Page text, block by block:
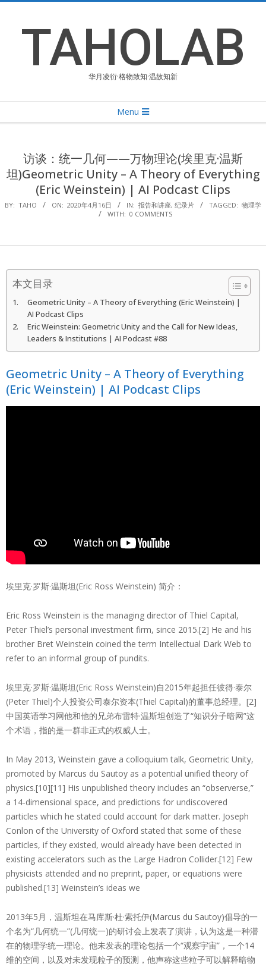
contentTAHOLAB
华月凌衍·格物致知·温故知新
Navigation
Menu
访谈：统一几何——万物理论(埃里克·温斯
坦)Geometric Unity – A Theory of Everything
(Eric Weinstein) | AI Podcast Clips
BY: TAHO ON: 2020年4月16日 IN: 报告和讲座, 纪录片 TAGGED: 物理学
WITH: 0 COMMENTS
本文目录
Geometric Unity – A Theory of Everything (Eric Weinstein) |
AI Podcast Clips
Eric Weinstein: Geometric Unity and the Call for New Ideas,
Leaders & Institutions | AI Podcast #88
Geometric Unity – A Theory of Everything
(Eric Weinstein) | AI Podcast Clips
埃里克·罗斯·温斯坦(Eric Ross Weinstein) 简介：
Eric Ross Weinstein is the managing director of Thiel Capital,
Peter Thiel’s personal investment firm, since 2015.[2] He and his
brother Bret Weinstein coined the term Intellectual Dark Web to
refer to an informal group of pundits.
埃里克·罗斯·温斯坦(Eric Ross Weinstein)自2015年起担任彼得·泰尔
(Peter Thiel)个人投资公司泰尔资本(Thiel Capital)的董事总经理。[2]
中国英语学习网他和他的兄弟布雷特·温斯坦创造了“知识分子暗网”这
个术语，指的是一群非正式的权威人士。
In May 2013, Weinstein gave a colloquium talk, Geometric Unity,
promoted by Marcus du Sautoy as a potential unified theory of
physics.[10][11] His unpublished theory includes an “observerse,”
a 14-dimensional space, and predictions for undiscovered
particles which he stated could account for dark matter. Joseph
Conlon of the University of Oxford stated that some of these
particles, if they existed, would already have been detected in
existing accelerators such as the Large Hadron Collider.[12] Few
physicists attended and no preprint, paper, or equations were
published.[13] Weinstein’s ideas we
2013年5月，温斯坦在马库斯·杜·索托伊(Marcus du Sautoy)倡导的一
个名为“几何统一”(几何统一)的研讨会上发表了演讲，认为这是一种潜
在的物理学统一理论。他未发表的理论包括一个“观察宇宙”，一个14
维的空间，以及对未发现粒子的预测，他声称这些粒子可以解释暗物